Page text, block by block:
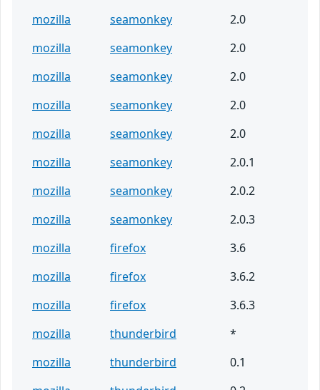
mozilla
seamonkey
2.0
mozilla
seamonkey
2.0
mozilla
seamonkey
2.0
mozilla
seamonkey
2.0
mozilla
seamonkey
2.0
mozilla
seamonkey
2.0.1
mozilla
seamonkey
2.0.2
mozilla
seamonkey
2.0.3
mozilla
firefox
3.6
mozilla
firefox
3.6.2
mozilla
firefox
3.6.3
mozilla
thunderbird
*
mozilla
thunderbird
0.1